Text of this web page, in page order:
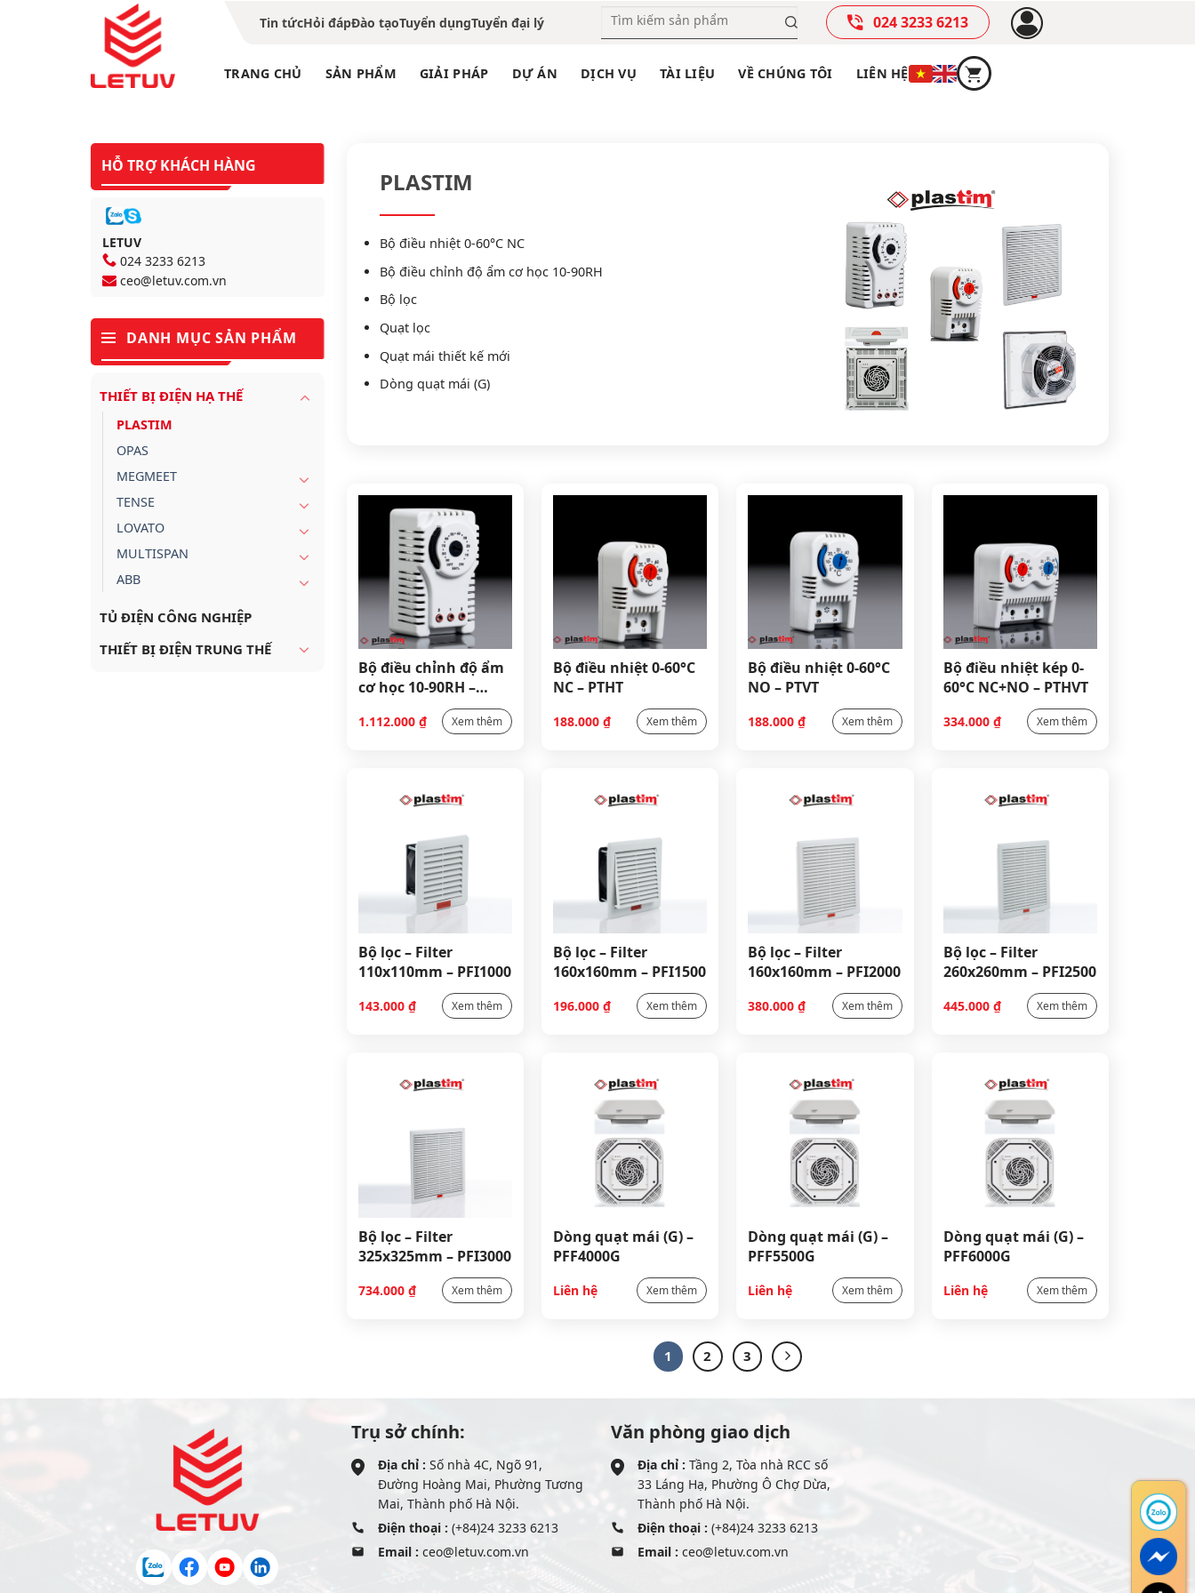
Tin tứcHỏi đápĐào tạoTuyển dụngTuyển đại lý 024 3233 6213
TRANG CHỦ SẢN PHẨM GIẢI PHÁP DỰ ÁN DỊCH VỤ TÀI LIỆU VỀ CHÚNG TÔI LIÊN HỆ
HỖ TRỢ KHÁCH HÀNG
LETUV
024 3233 6213
ceo@letuv.com.vn
DANH MỤC SẢN PHẨM
THIẾT BỊ ĐIỆN HẠ THẾ
PLASTIM
OPAS
MEGMEET
TENSE
LOVATO
MULTISPAN
ABB
TỦ ĐIỆN CÔNG NGHIỆP
THIẾT BỊ ĐIỆN TRUNG THẾ
PLASTIM
Bộ điều nhiệt 0-60°C NC
Bộ điều chỉnh độ ẩm cơ học 10-90RH
Bộ lọc
Quạt lọc
Quạt mái thiết kế mới
Dòng quạt mái (G)
Bộ điều chỉnh độ ẩm
cơ học 10-90RH –
1.112.000 ₫ Xem thêm
Bộ điều nhiệt 0-60°C
NC – PTHT
188.000 ₫ Xem thêm
Bộ điều nhiệt 0-60°C
NO – PTVT
188.000₫ Xem thêm
Bộ điều nhiệt kép 0-
60°C NC+NO – PTHVT
334.000 ₫ Xem thêm
Bộ lọc – Filter
110x110mm – PFI1000
143.000 ₫ Xem thêm
Bộ lọc – Filter
160x160mm – PFI1500
196.000 ₫ Xem thêm
Bộ lọc – Filter
160x160mm – PFI2000
380.000₫ Xem thêm
Bộ lọc – Filter
260x260mm – PFI2500
445.000 ₫ Xem thêm
Bộ lọc – Filter
325x325mm – PFI3000
734.000 ₫ Xem thêm
Dòng quạt mái (G) –
PFF4000G
Liên hệ Xem thêm
Dòng quạt mái (G) –
PFF5500G
Liên hệ Xem thêm
Dòng quạt mái (G) –
PFF6000G
Liên hệ Xem thêm
1 2 3
Trụ sở chính:
Địa chỉ : Số nhà 4C, Ngõ 91,
Đường Hoàng Mai, Phường Tương
Mai, Thành phố Hà Nội.
Điện thoại : (+84)24 3233 6213
Email : ceo@letuv.com.vn
Văn phòng giao dịch
Địa chỉ : Tầng 2, Tòa nhà RCC số
33 Láng Hạ, Phường Ô Chợ Dừa,
Thành phố Hà Nội.
Điện thoại : (+84)24 3233 6213
Email : ceo@letuv.com.vn